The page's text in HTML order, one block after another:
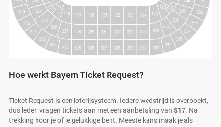
Hoe werkt Bayern Ticket Request?
Ticket Request is een loterijsysteem. Iedere wedstrijd is overboekt,
dus leden vragen tickets aan met een aanbetaling van $17. Na
trekking hoor je of je gelukkige bent. Meeste kans maak je als